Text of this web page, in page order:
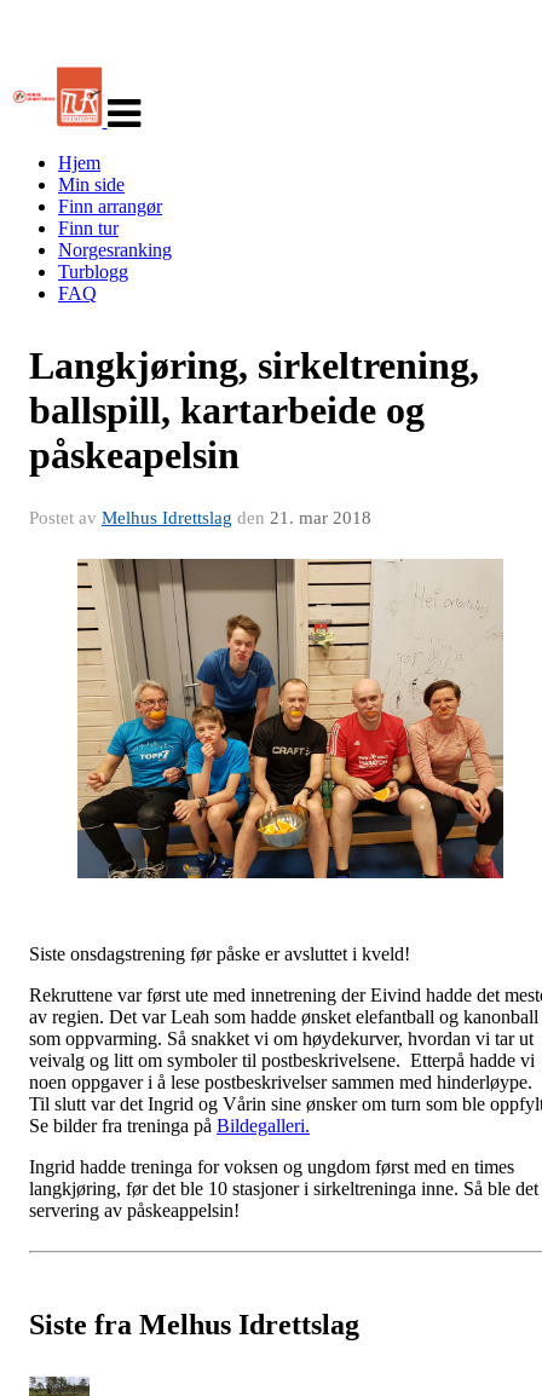
navigasjon
Hjem
Min side
Finn arrangør
Finn tur
Norgesranking
Turblogg
FAQ
Langkjøring, sirkeltrening,
ballspill, kartarbeide og
påskeapelsin
Postet av Melhus Idrettslag den 21. mar 2018
Siste onsdagstrening før påske er avsluttet i kveld!
Rekruttene var først ute med innetrening der Eivind hadde det
av regien. Det var Leah som hadde ønsket elefantball og kanonball
som oppvarming. Så snakket vi om høydekurver, hvordan vi tar ut
veivalg og litt om symboler til postbeskrivelsene. Etterpå hadde vi
noen oppgaver i å lese postbeskrivelser sammen med hinderløype.
Til slutt var det Ingrid og Vårin sine ønsker om turn som ble
Se bilder fra treninga på Bildegalleri.
Ingrid hadde treninga for voksen og ungdom først med en times
langkjøring, før det ble 10 stasjoner i sirkeltreninga inne. Så ble det
servering av påskeappelsin!
Siste fra Melhus Idrettslag